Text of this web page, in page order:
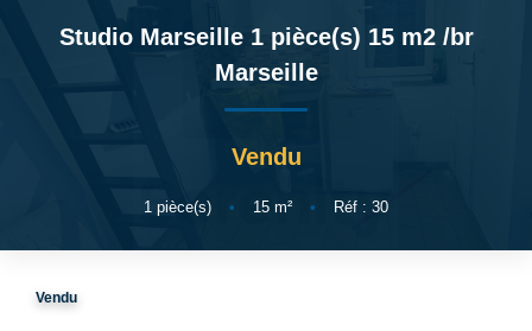
ESTIMER
FAIRE GÉRER
Studio Marseille 1 pièce(s) 15 m2 /br
Marseille
Vendu
1 pièce(s) • 15 m² • Réf : 30
Vendu